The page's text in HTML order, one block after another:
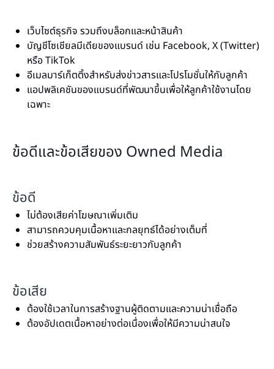
เว็บไซต์ธุรกิจ รวมถึงบล็อกและหน้าสินค้า
บัญชีโซเชียลมีเดียของแบรนด์ เช่น Facebook, X (Twitter)
หรือ TikTok
อีเมลมาร์เก็ตติ้งสำหรับส่งข่าวสารและโปรโมชั่นให้กับลูกค้า
แอปพลิเคชันของแบรนด์ที่พัฒนาขึ้นเพื่อให้ลูกค้าใช้งานโดย
เฉพาะ
ข้อดีและข้อเสียของ Owned Media
ข้อดี
ไม่ต้องเสียค่าโฆษณาเพิ่มเติม
สามารถควบคุมเนื้อหาและกลยุทธ์ได้อย่างเต็มที่
ช่วยสร้างความสัมพันธ์ระยะยาวกับลูกค้า
ข้อเสีย
ต้องใช้เวลาในการสร้างฐานผู้ติดตามและความน่าเชื่อถือ
ต้องอัปเดตเนื้อหาอย่างต่อเนื่องเพื่อให้มีความน่าสนใจ